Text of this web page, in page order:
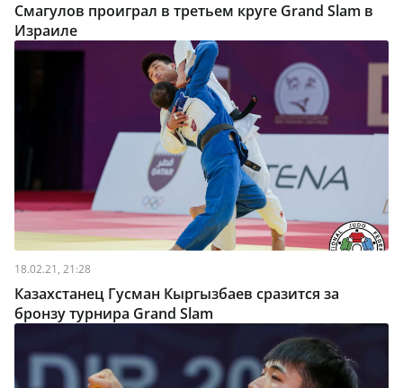
Смагулов проиграл в третьем круге Grand Slam в
Израиле
18.02.21, 21:28
Казахстанец Гусман Кыргызбаев сразится за
бронзу турнира Grand Slam